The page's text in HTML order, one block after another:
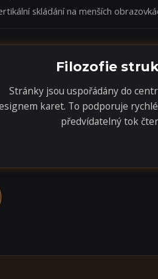
skládání na menších
Filozofie
Stránky jsou uspořádány do
karet. To podporuje
předvídatelný tok